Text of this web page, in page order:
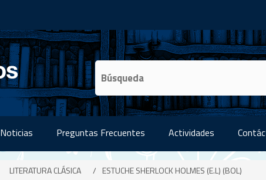
Noticias Preguntas Frecuentes Actividades
LITERATURA CLÁSICA / ESTUCHE SHERLOCK HOLMES (E.L) (BOL)